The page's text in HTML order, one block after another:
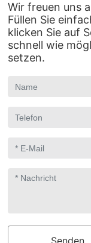
Wir freuen uns
Füllen Sie
klicken Sie auf
schnell wie
setzen.